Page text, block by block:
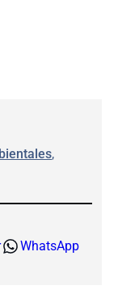
WhatsApp